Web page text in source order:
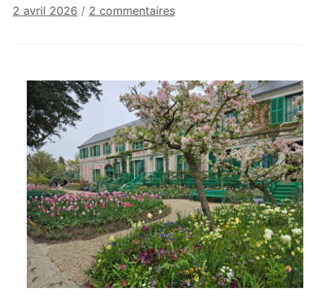
2 avril 2026 / 2 commentairessur
fleurs
à
l’ouverture